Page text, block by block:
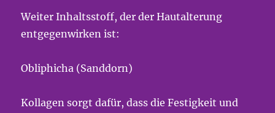
Weiter Inhaltsstoff, der der Hautalterung
entgegenwirken ist:
Obliphicha (Sanddorn)
Kollagen sorgt dafür, dass die Festigkeit und